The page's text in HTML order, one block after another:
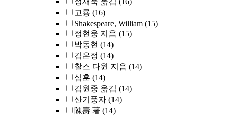
고룡 (16)
Shakespeare, William (15)
정현웅 지음 (15)
박동현 (14)
김은정 (14)
찰스 다윈 지음 (14)
심훈 (14)
김원중 옮김 (14)
산기풍자 (14)
陳壽 著 (14)